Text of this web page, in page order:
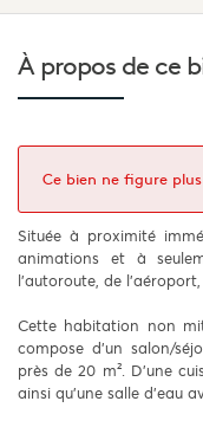
À propos de ce
Ce bien ne figure
Située à proximité
animations et à
l’autoroute, de
Cette habitation non
compose d’un salon/
près de 20 m². D’une
ainsi qu’une salle d’eau